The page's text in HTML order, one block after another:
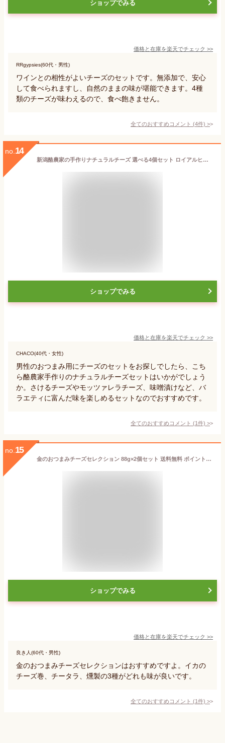
ショップでみる
価格と在庫を楽天でチェック >>
RRgypsies(60代・男性)
ワインとの相性がよいチーズのセットです。無添加で、安心
して食べられますし、自然のままの味が堪能できます。4種
類のチーズが味わえるので、食べ飽きません。
全てのおすすめコメント (4件) >
no. 14
新潟酪農家の手作りナチュラルチーズ 選べる4個セット ロイアルヒルホルスタインズ【新鮮/おつまみ/生乳/モッツァレラ】【送料無料】
ショップでみる
価格と在庫を楽天でチェック >>
CHACO(40代・女性)
男性のおつまみ用にチーズのセットをお探しでしたら、こち
ら酪農家手作りのナチュラルチーズセットはいかがでしょう
か。さけるチーズやモッツァレラチーズ、味噌漬けなど、バ
ラエティに富んだ味を楽しめるセットなのでおすすめです。
全てのおすすめコメント (1件) >
no. 15
金のおつまみチーズセレクション 88g×2個セット 送料無料 ポイント消化 メール便 同梱不可 乾物 お酒 おつまみ プレゼント ギフト お土産 送料込
ショップでみる
価格と在庫を楽天でチェック >>
良き人(60代・男性)
金のおつまみチーズセレクションはおすすめですよ。イカの
チーズ巻、チータラ、燻製の3種がどれも味が良いです。
全てのおすすめコメント (1件) >